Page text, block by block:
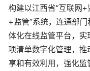
构建以江西省“互联网
+监管”系统，连通部
体化在线监管平台，实
项清单数字化管理，
享和有效利用，强化